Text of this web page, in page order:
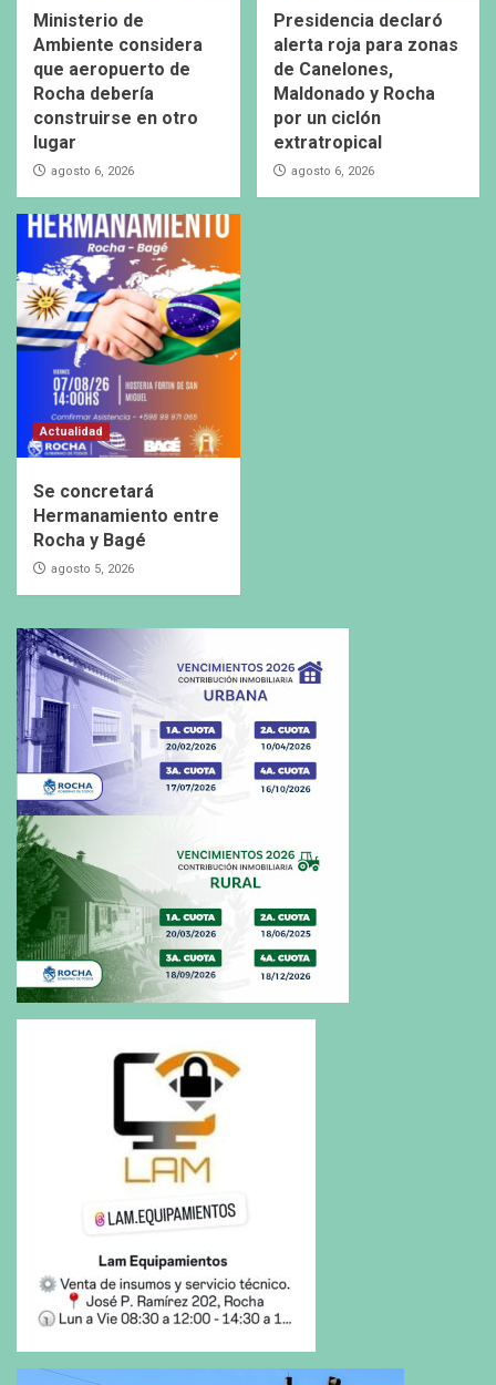
Ministerio de
Ambiente considera
que aeropuerto de
Rocha debería
construirse en otro
lugar
agosto 6, 2026
Presidencia declaró
alerta roja para zonas
de Canelones,
Maldonado y Rocha
por un ciclón
extratropical
agosto 6, 2026
Actualidad
Se concretará
Hermanamiento entre
Rocha y Bagé
agosto 5, 2026